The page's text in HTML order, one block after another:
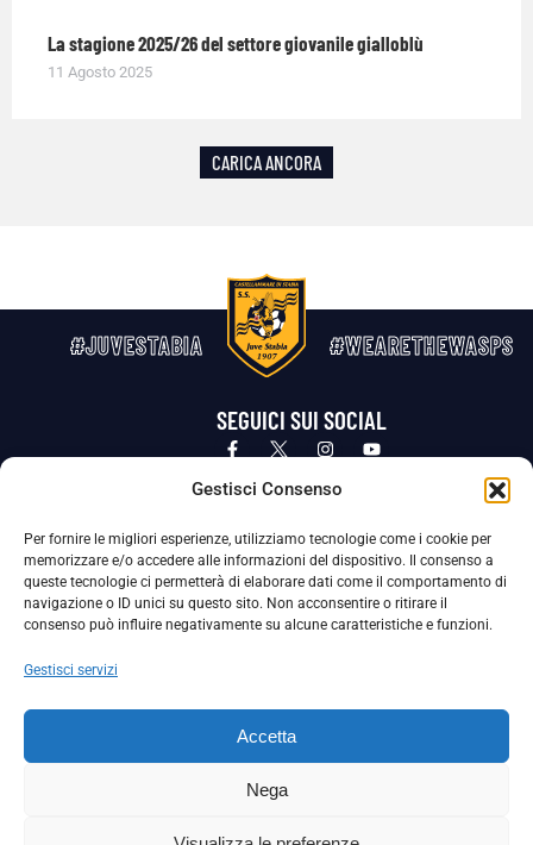
Gestisci Consenso
Per fornire le migliori esperienze, utilizziamo tecnologie come i cookie per
memorizzare e/o accedere alle informazioni del dispositivo. Il consenso a
queste tecnologie ci permetterà di elaborare dati come il comportamento di
navigazione o ID unici su questo sito. Non acconsentire o ritirare il
consenso può influire negativamente su alcune caratteristiche e funzioni.
Gestisci servizi
Accetta
Nega
La stagione 2025/26 del settore giovanile gialloblù
11 Agosto 2025
CARICA ANCORA
#JUVESTABIA #WEARETHEWASPS
SEGUICI SUI SOCIAL
Privacy Policy Cookie Policy
La Società ha nominato il Responsabile della Protezione dei Dati Personali (DPO), figura specializzata che vigila sulle modalità
adottate dalla nostra Società per tutelare i Suoi dati personali.
Per contattare il DPO può scrivere a
La Società ha inoltre adottato un proprio Codice Etico, consultabile al seguente link: